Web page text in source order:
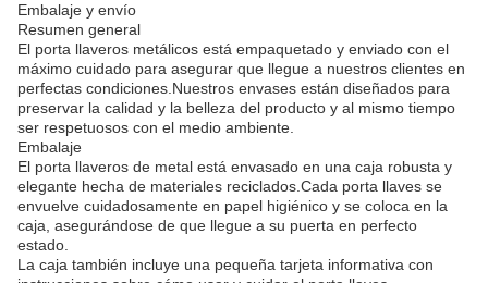
Embalaje y envío
Resumen general
El porta llaveros metálicos está empaquetado y enviado con el
máximo cuidado para asegurar que llegue a nuestros clientes en
perfectas condiciones.Nuestros envases están diseñados para
preservar la calidad y la belleza del producto y al mismo tiempo
ser respetuosos con el medio ambiente.
Embalaje
El porta llaveros de metal está envasado en una caja robusta y
elegante hecha de materiales reciclados.Cada porta llaves se
envuelve cuidadosamente en papel higiénico y se coloca en la
caja, asegurándose de que llegue a su puerta en perfecto
estado.
La caja también incluye una pequeña tarjeta informativa con